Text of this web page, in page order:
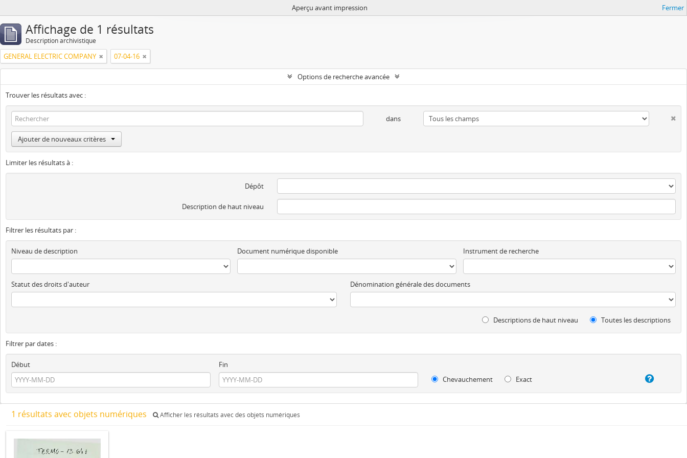
Aperçu avant impression Fermer
Affichage de 1 résultats
Description archivistique
GENERAL ELECTRIC COMPANY 07-04-16
Options de recherche avancée
Trouver les résultats avec :
dans
Ajouter de nouveaux critères
Limiter les résultats à :
Dépôt
Description de haut niveau
Filtrer les résultats par :
Niveau de description Document numérique disponible Instrument de recherche
Statut des droits d'auteur Dénomination générale des documents
Descriptions de haut niveau Toutes les descriptions
Filtrer par dates :
Début
Fin
Chevauchement
Exact
1 résultats avec objets numériques Afficher les résultats avec des objets numériques